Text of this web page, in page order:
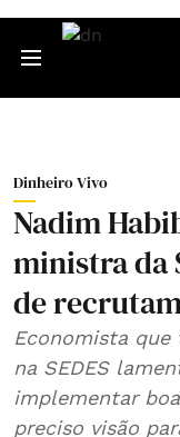
Dinheiro Vivo
Nadim
ministra da
de
Economista
na SEDES
implementar
preciso visão